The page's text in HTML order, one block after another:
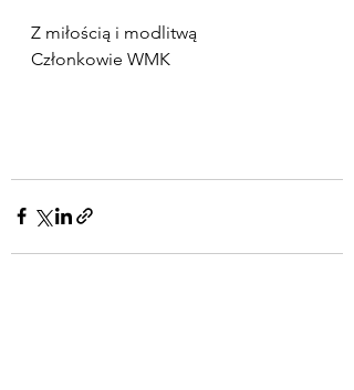
Z miłością i modlitwą
Członkowie WMK